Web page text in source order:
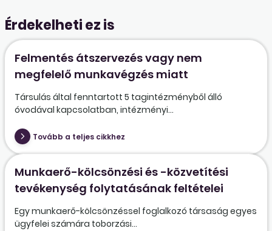
Érdekelheti ez is
Felmentés átszervezés vagy nem
megfelelő munkavégzés miatt
Társulás által fenntartott 5 tagintézményből álló
óvodával kapcsolatban, intézményi...
Tovább a teljes cikkhez
Munkaerő-kölcsönzési és -közvetítési
tevékenység folytatásának feltételei
Egy munkaerő-kölcsönzéssel foglalkozó társaság egyes
ügyfelei számára toborzási...